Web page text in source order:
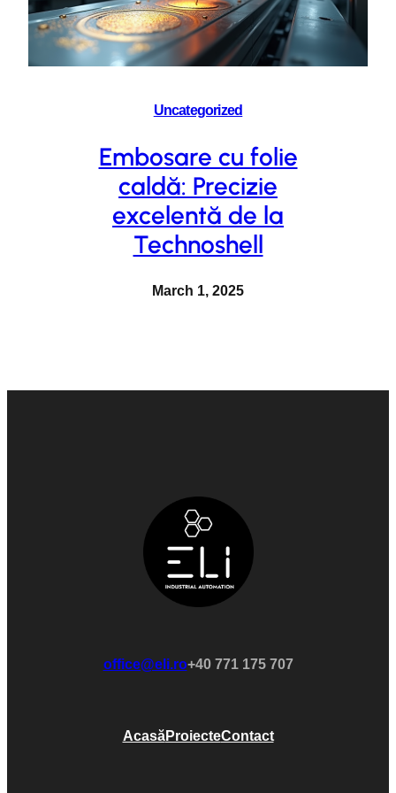
Uncategorized
Embosare cu folie
caldă: Precizie
excelentă de la
Technoshell
March 1, 2025
office@eli.ro+40 771 175 707
AcasăProiecteContact